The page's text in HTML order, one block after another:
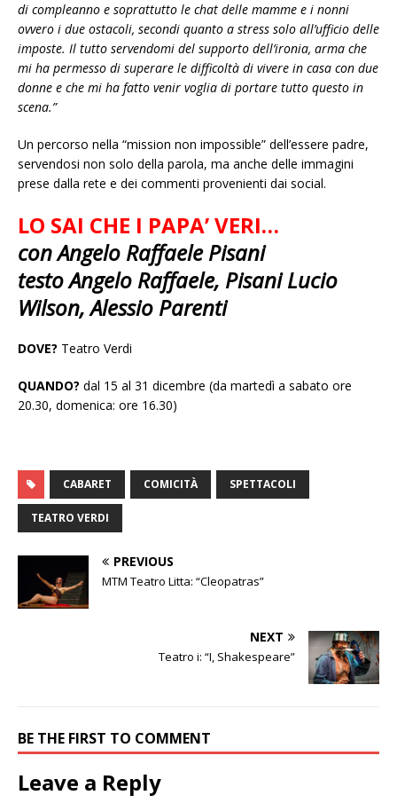
di compleanno e soprattutto le chat delle mamme e i nonni
ovvero i due ostacoli, secondi quanto a stress solo all’ufficio delle
imposte. Il tutto servendomi del supporto dell’ironia, arma che
mi ha permesso di superare le difficoltà di vivere in casa con due
donne e che mi ha fatto venir voglia di portare tutto questo in
scena.”
Un percorso nella “mission non impossible” dell’essere padre,
servendosi non solo della parola, ma anche delle immagini
prese dalla rete e dei commenti provenienti dai social.
LO SAI CHE I PAPA’ VERI…
con Angelo Raffaele Pisani
testo Angelo Raffaele, Pisani Lucio
Wilson, Alessio Parenti
DOVE? Teatro Verdi
QUANDO? dal 15 al 31 dicembre (da martedì a sabato ore
20.30, domenica: ore 16.30)
CABARET COMICITÀ SPETTACOLI
TEATRO VERDI
PREVIOUS
MTM Teatro Litta: “Cleopatras”
NEXT
Teatro i: “I, Shakespeare”
BE THE FIRST TO COMMENT
Leave a Reply